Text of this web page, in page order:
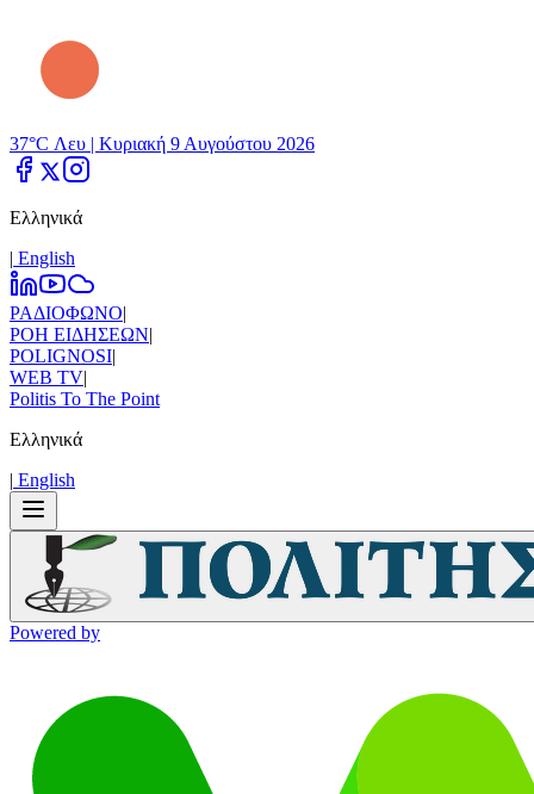
37°C Λευ | Κυριακή 9 Αυγούστου 2026
Ελληνικά
| Εnglish
ΡΑΔΙΟΦΩΝΟ|
ΡΟΗ ΕΙΔΗΣΕΩΝ|
POLIGNOSI|
WEB TV|
Politis To The Point
Ελληνικά
| Εnglish
Powered by